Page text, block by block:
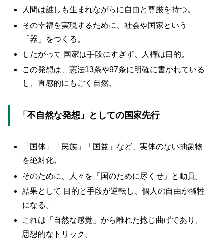
人間は誰しも生まれながらに自由と尊厳を持つ。
その幸福を実現するために、社会や国家という
「器」をつくる。
したがって 国家は手段にすぎず、人権は目的。
この発想は、憲法13条や97条に明確に書かれている
し、直感的にもごく自然。
「不自然な発想」としての国家先行
「国体」「民族」「国益」など、実体のない抽象物
を絶対化。
そのために、人々を「国のために尽くせ」と動員。
結果として 目的と手段が逆転し、個人の自由が犠牲
になる。
これは「自然な感覚」から離れた捻じ曲げであり、
思想的なトリック。